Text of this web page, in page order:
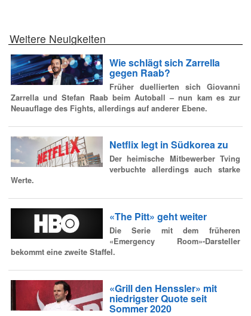
Weitere Neuigkeiten
Wie schlägt sich Zarrella
gegen Raab?
Früher duellierten sich Giovanni
Zarrella und Stefan Raab beim Autoball – nun kam es zur
Neuauflage des Fights, allerdings auf anderer Ebene.
Netflix legt in Südkorea zu
Der heimische Mitbewerber Tving
verbuchte allerdings auch starke
Werte.
«The Pitt» geht weiter
Die Serie mit dem früheren
«Emergency Room»-Darsteller
bekommt eine zweite Staffel.
«Grill den Henssler» mit
niedrigster Quote seit
Sommer 2020